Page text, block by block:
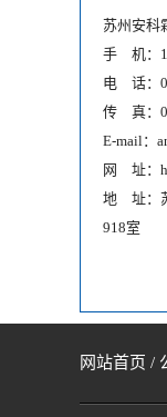
苏州安科
手 机：
电 话：
传 真：
E-mail：
网 址：
地 址：
918室
网站首页 /